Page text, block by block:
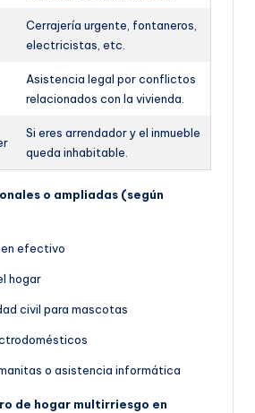
Cerrajería urgente, fontaneros,
electricistas, etc.
Asistencia legal por conflictos
relacionados con la vivienda.
Si eres arrendador y el inmueble
queda inhabitable.
o ampliadas (según
en efectivo
hogar
civil para mascotas
o asistencia informática
de hogar multirriesgo en